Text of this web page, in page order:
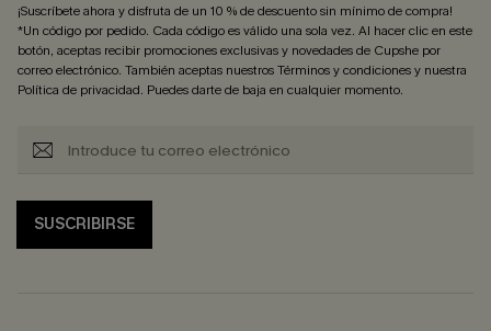
¡Suscríbete ahora y disfruta de un 10 % de descuento sin mínimo de compra!
*Un código por pedido. Cada código es válido una sola vez. Al hacer clic en este
botón, aceptas recibir promociones exclusivas y novedades de Cupshe por
correo electrónico. También aceptas nuestrosTérminos y condicionesy nuestra
Política de privacidad. Puedes darte de baja en cualquier momento.
SUSCRIBIRSE